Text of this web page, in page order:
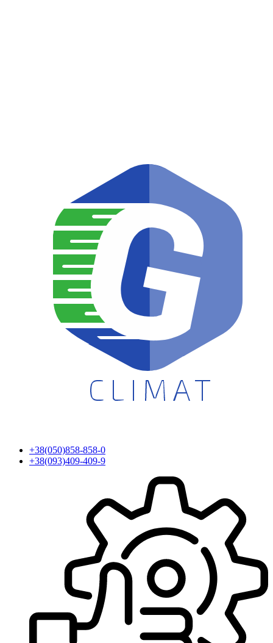
+38(050)858-858-0
+38(093)409-409-9